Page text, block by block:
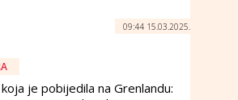
09:44 15.03.2025.
je pobijedila na Grenlandu: